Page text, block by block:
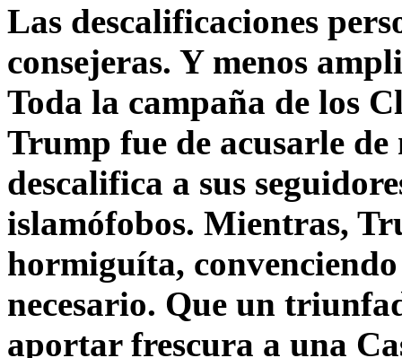
Las descalificaciones
consejeras. Y menos
Toda la campaña de los
Trump fue de acusarle
descalifica a sus
islamófobos. Mientras,
hormiguíta,
necesario. Que un
aportar frescura a una